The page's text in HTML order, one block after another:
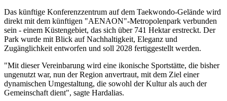
Das künftige Konferenzzentrum auf dem Taekwondo-Gelände wird
direkt mit dem künftigen "AENAON"-Metropolenpark verbunden
sein - einem Küstengebiet, das sich über 741 Hektar erstreckt. Der
Park wurde mit Blick auf Nachhaltigkeit, Eleganz und
Zugänglichkeit entworfen und soll 2028 fertiggestellt werden.
"Mit dieser Vereinbarung wird eine ikonische Sportstätte, die bisher
ungenutzt war, nun der Region anvertraut, mit dem Ziel einer
dynamischen Umgestaltung, die sowohl der Kultur als auch der
Gemeinschaft dient", sagte Hardalias.